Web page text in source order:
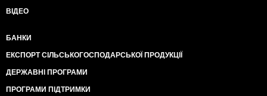
ВІДЕО
БАНКИ
ЕКСПОРТ СІЛЬСЬКОГОСПОДАРСЬКОЇ ПРОДУКЦІЇ
ДЕРЖАВНІ ПРОГРАМИ
ПРОГРАМИ ПІДТРИМКИ